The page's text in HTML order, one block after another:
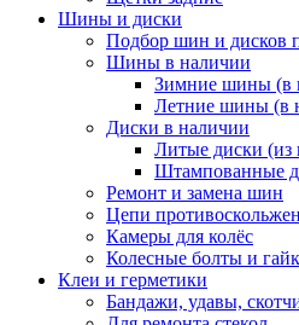
Шины и диски
Подбор шин и дисков
Шины в наличии
Зимние шины (в
Летние шины (в
Диски в наличии
Литые диски (из
Штампованные
Ремонт и замена шин
Цепи
Камеры для колёс
Колесные болты и
Клеи и герметики
Бандажи, удавы,